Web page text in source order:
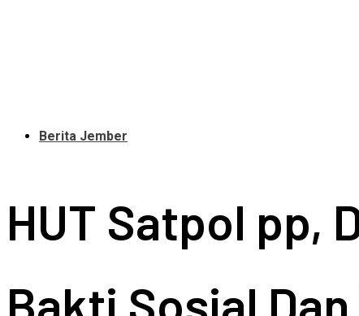
Berita Jember
HUT Satpol pp,
Bakti Sosial